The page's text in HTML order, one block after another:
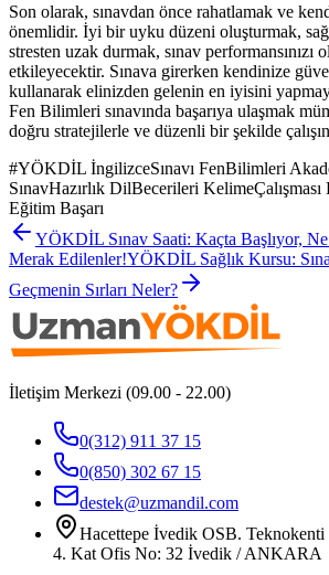
Son olarak, sınavdan önce rahatlamak ve
önemlidir. İyi bir uyku düzeni oluşturmak,
stresten uzak durmak, sınav performansınızı
etkileyecektir. Sınava girerken kendinize
kullanarak elinizden gelenin en iyisini
Fen Bilimleri sınavında başarıya ulaşmak
doğru stratejilerle ve düzenli bir şekilde
#YÖKDİL İngilizceSınavı FenBilimleri
SınavHazırlık DilBecerileri KelimeÇalışması
Eğitim Başarı
YÖKDİL Sınav Saati: Kaçta Başlıyor,
Merak Edilenler!YÖKDİL Sağlık Kursu:
Geçmenin Sırları Neler?
İletişim Merkezi (09.00 - 22.00)
0(312) 911 37 15
0(850) 302 67 15
destek@uzmandil.com
Hacettepe İvedik OSB.
4. Kat Ofis No: 32 İvedik / ANKARA